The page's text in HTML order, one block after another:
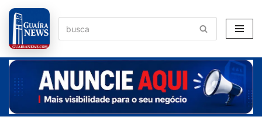
Pular
para
o
conteúdo